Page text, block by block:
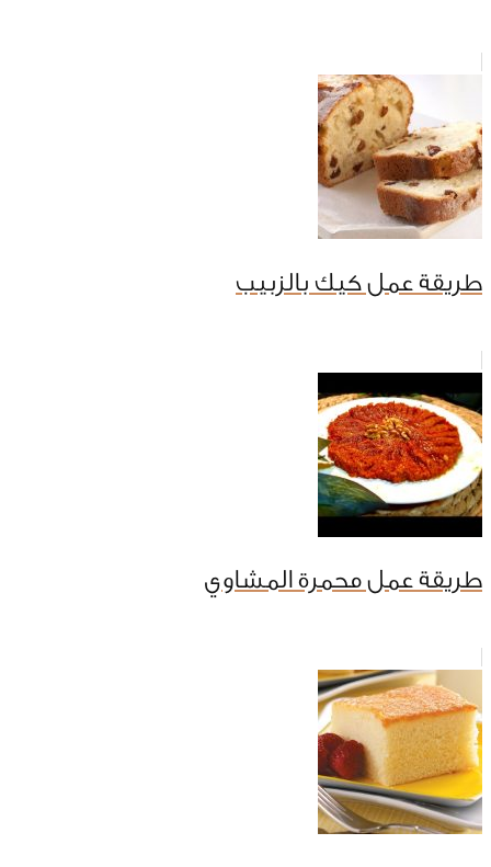
طريقة عمل كيك بالزبيب
طريقة عمل محمرة المشاوي